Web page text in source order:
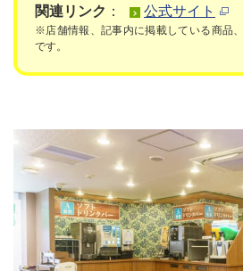
関連リンク ： 公式サイト
※店舗情報、記事内に掲載している商品
です。